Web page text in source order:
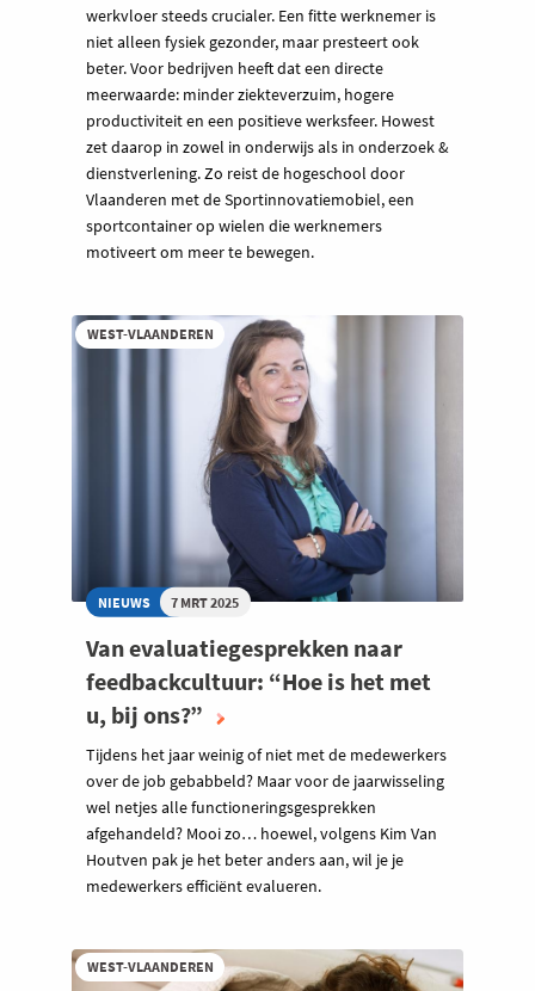
werkvloer steeds crucialer. Een fitte werknemer is
niet alleen fysiek gezonder, maar presteert ook
beter. Voor bedrijven heeft dat een directe
meerwaarde: minder ziekteverzuim, hogere
productiviteit en een positieve werksfeer. Howest
zet daarop in zowel in onderwijs als in onderzoek &
dienstverlening. Zo reist de hogeschool door
Vlaanderen met de Sportinnovatiemobiel, een
sportcontainer op wielen die werknemers
motiveert om meer te bewegen.
WEST-VLAANDEREN
NIEUWS 7 MRT 2025
Van evaluatiegesprekken naar
feedbackcultuur: “Hoe is het met
u, bij ons?”
Tijdens het jaar weinig of niet met de medewerkers
over de job gebabbeld? Maar voor de jaarwisseling
wel netjes alle functioneringsgesprekken
afgehandeld? Mooi zo… hoewel, volgens Kim Van
Houtven pak je het beter anders aan, wil je je
medewerkers efficiënt evalueren.
WEST-VLAANDEREN